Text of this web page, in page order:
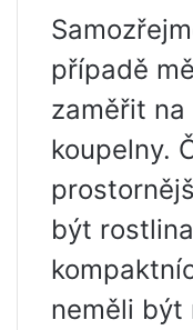
případě
zaměřit
koupelny.
být
neměli být